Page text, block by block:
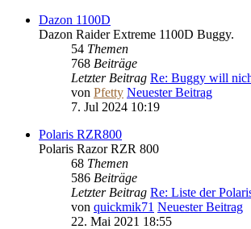
Dazon 1100D
Dazon Raider Extreme 1100D Buggy.
54 Themen
768 Beiträge
Letzter Beitrag Re: Buggy will
von Pfetty Neuester Beitrag
7. Jul 2024 10:19
Polaris RZR800
Polaris Razor RZR 800
68 Themen
586 Beiträge
Letzter Beitrag Re: Liste der
von quickmik71 Neuester Beitrag
22. Mai 2021 18:55